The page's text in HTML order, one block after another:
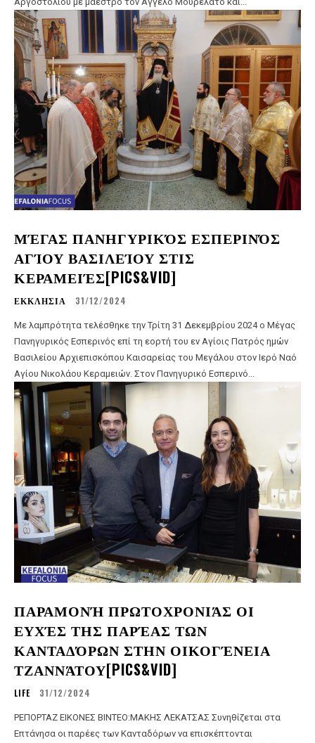
ΜΈΓΑΣ ΠΑΝΗΓΥΡΙΚΌΣ ΕΣΠΕΡΙΝΌΣ
ΑΓΊΟΥ ΒΑΣΙΛΕΊΟΥ ΣΤΙΣ
ΚΕΡΑΜΕΙΈΣ[PICS&VID]
ΕΚΚΛΗΣΙΑ 31/12/2024
Με λαμπρότητα τελέσθηκε την Τρίτη 31 Δεκεμβρίου 2024 ο Μέγας
Πανηγυρικός Εσπερινός επί τη εορτή του εν Αγίοις Πατρός ημών
Βασιλείου Αρχιεπισκόπου Καισαρείας του Μεγάλου στον Ιερό Ναό
Αγίου Νικολάου Κεραμειών. Στον Πανηγυρικό Εσπερινό...
ΠΑΡΑΜΟΝΉ ΠΡΩΤΟΧΡΟΝΙΆΣ ΟΙ
ΕΥΧΈΣ ΤΗΣ ΠΑΡΈΑΣ ΤΩΝ
ΚΑΝΤΑΔΌΡΩΝ ΣΤΗΝ ΟΙΚΟΓΈΝΕΙΑ
ΤΖΑΝΝΆΤΟΥ[PICS&VID]
LIFE 31/12/2024
ΡΕΠΟΡΤΑΖ ΕΙΚΟΝΕΣ ΒΙΝΤΕΟ:ΜΑΚΗΣ ΛΕΚΑΤΣΑΣ Συνηθίζεται στα
Επτάνησα οι παρέες των Κανταδόρων να επισκέπτονται